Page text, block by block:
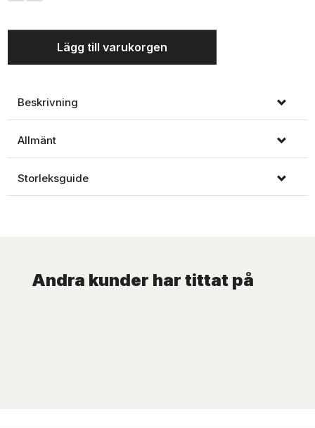
Lägg till varukorgen
Beskrivning
Allmänt
Storleksguide
Andra kunder har tittat på